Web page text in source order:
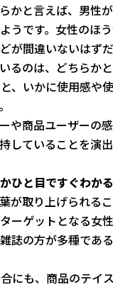
かと言えば、男性
うです。女性のほ
が間違いないはず
るのは、どちらか
、いかに使用感や
や商品ユーザーの
していることを演
ひと目ですぐわかる
取り上げられる
ーゲットとなる女
誌の方が多種であ
にも、商品のテイ